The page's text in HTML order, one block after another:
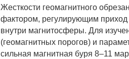
Жесткости геомагнитного
фактором, регулирующим приход
внутри магнитосферы. Для
(геомагнитных порогов) и
сильная магнитная буря 8–11